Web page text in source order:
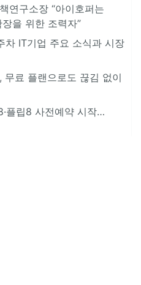
연구소장 “아이호퍼는
을 위한 조력자”
IT기업 주요 소식과 시장
료 플랜으로도 끊김 없이
플립8 사전예약 시작…